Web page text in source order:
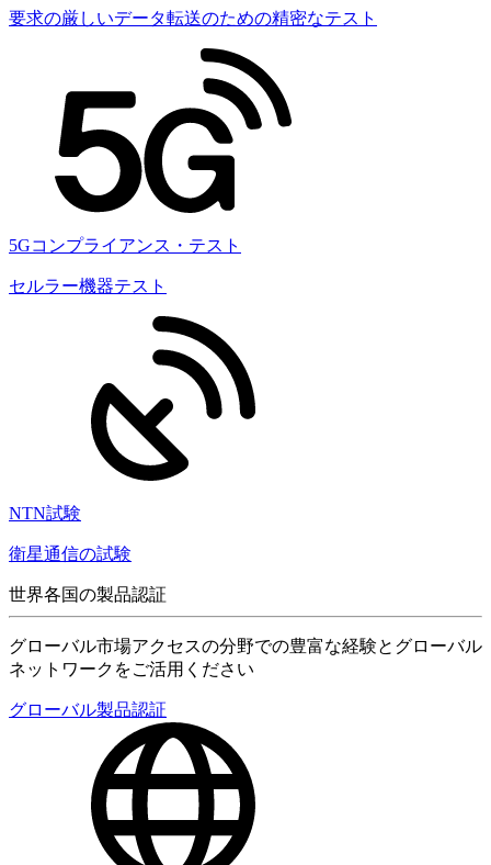
要求の厳しいデータ転送のための精密なテスト
5Gコンプライアンス・テスト
セルラー機器テスト
NTN試験
衛星通信の試験
世界各国の製品認証
グローバル市場アクセスの分野での豊富な経験とグローバル
ネットワークをご活用ください
グローバル製品認証